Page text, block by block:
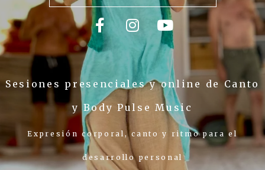
Sesiones presenciales y online de Canto
y Body Pulse Music
Expresión corporal, canto y ritmo para el
desarrollo personal